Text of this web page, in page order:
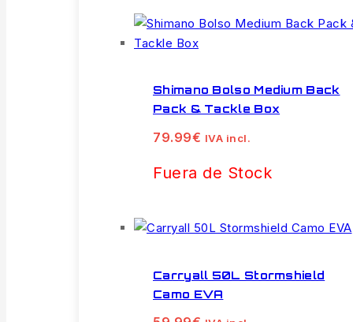
Shimano Bolso Medium Back
Pack & Tackle Box
79.99€ IVA incl.
Fuera de Stock
Carryall 50L Stormshield
Camo EVA